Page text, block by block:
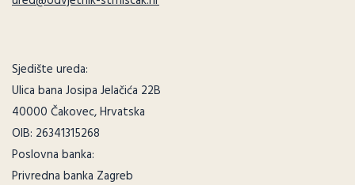
Sjedište ureda:
Ulica bana Josipa Jelačića 22B
40000 Čakovec, Hrvatska
OIB: 26341315268
Poslovna banka:
Privredna banka Zagreb